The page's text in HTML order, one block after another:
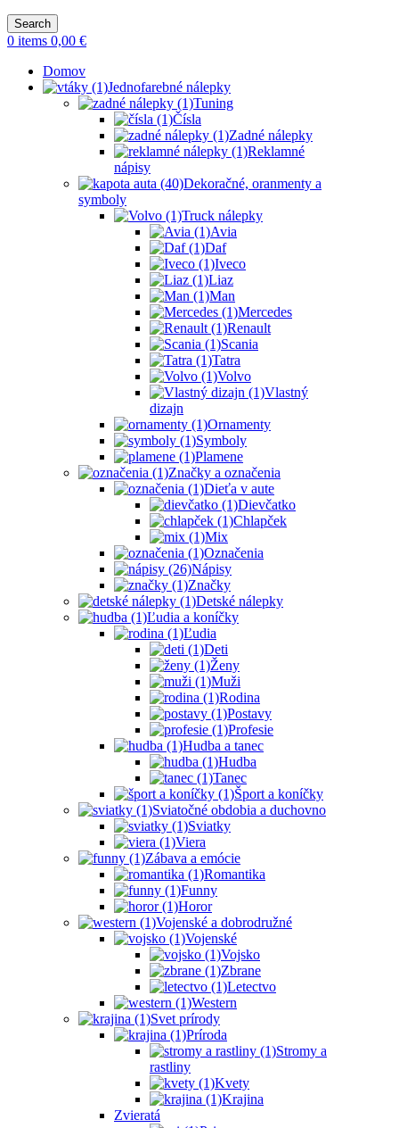
Search
0 items 0,00 €
Domov
Jednofarebné nálepky
Tuning
Čísla
Zadné nálepky
Reklamné
nápisy
Dekoračné, oranmenty a
symboly
Truck nálepky
Avia
Daf
Iveco
Liaz
Man
Mercedes
Renault
Scania
Tatra
Volvo
Vlastný
dizajn
Ornamenty
Symboly
Plamene
Značky a označenia
Dieťa v aute
Dievčatko
Chlapček
Mix
Označenia
Nápisy
Značky
Detské nálepky
Ľudia a koníčky
Ľudia
Deti
Ženy
Muži
Rodina
Postavy
Profesie
Hudba a tanec
Hudba
Tanec
Šport a koníčky
Sviatočné obdobia a duchovno
Sviatky
Viera
Zábava a emócie
Romantika
Funny
Horor
Vojenské a dobrodružné
Vojenské
Vojsko
Zbrane
Letectvo
Western
Svet prírody
Príroda
Stromy a
rastliny
Kvety
Krajina
Zvieratá